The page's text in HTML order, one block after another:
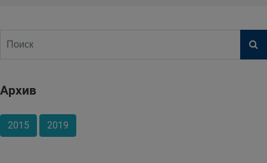
Архив
2015 2019